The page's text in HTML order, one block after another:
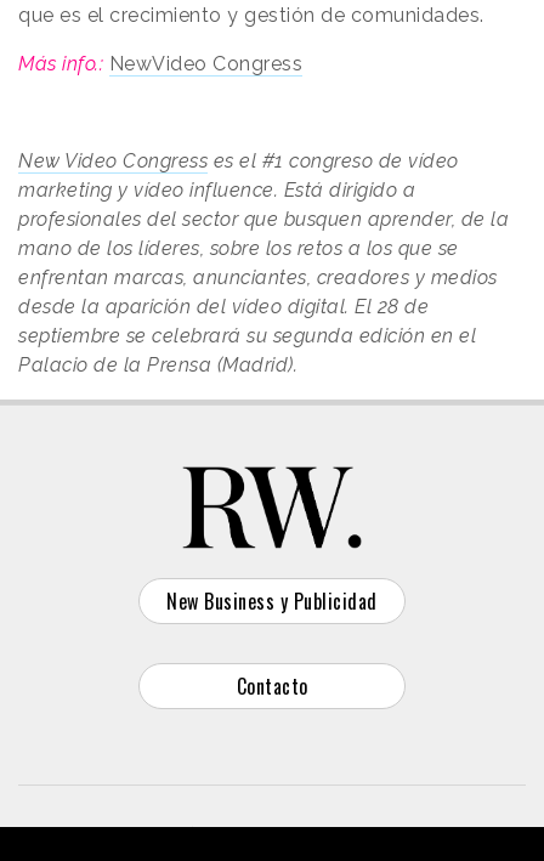
que es el crecimiento y gestión de comunidades.
Más info.: NewVideo Congress
New Video Congress es el #1 congreso de vídeo
marketing y vídeo influence. Está dirigido a
profesionales del sector que busquen aprender, de la
mano de los líderes, sobre los retos a los que se
enfrentan marcas, anunciantes, creadores y medios
desde la aparición del vídeo digital. El 28 de
septiembre se celebrará su segunda edición en el
Palacio de la Prensa (Madrid).
New Business y Publicidad
Contacto